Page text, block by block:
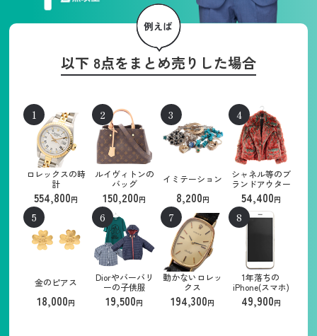
以下 8点をまとめ売りした場合
ロレックスの時
計
554,800円
ルイヴィトンの
バッグ
150,200円
イミテーション
8,200円
シャネル等のブ
ランドアウター
54,400円
金のピアス
18,000円
Diorやバーバリ
ーの子供服
19,500円
動かないロレッ
クス
194,300円
1年落ちの
iPhone(スマホ)
49,900円